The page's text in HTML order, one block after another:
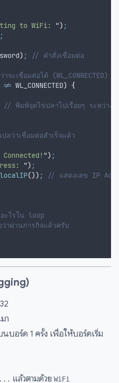
to WiFi: ") ;
;
) ; // คำสั่งเชื่อมต่อ
จะเชื่อมต่อได้ (WL_CONNECTED)
!= WL_CONNECTED)
{
// พิมพ์จุดไข่ปลาไปเรื่อยๆ ระหว่างร
ลว่าเชื่อมต่อสำเร็จแล้ว
") ;
") ;
localIP()) ;
// แสดงเลข IP
ะไรใน loop
าผ่านภารกิจแล้วครับ
า
นบอร์ด 1 ครั้ง เพื่อให้บอร์ดเริ่ม
แล้วตามด้วย WiFi